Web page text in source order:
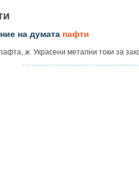
на думата пафти
ж. Украсени метални токи за